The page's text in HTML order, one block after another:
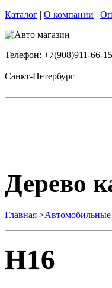
Каталог | О компании |
Телефон: +7(908)911-66-15
Санкт-Петербург
Дерево
Главная >
H16